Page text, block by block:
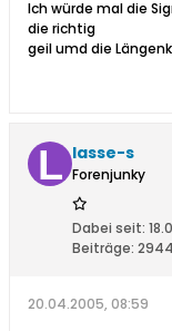
Ich würde mal die
die richtig
geil umd die
lasse-s
Forenjunky
Dabei seit:
Beiträge: 2944
20.04.2005, 08:59